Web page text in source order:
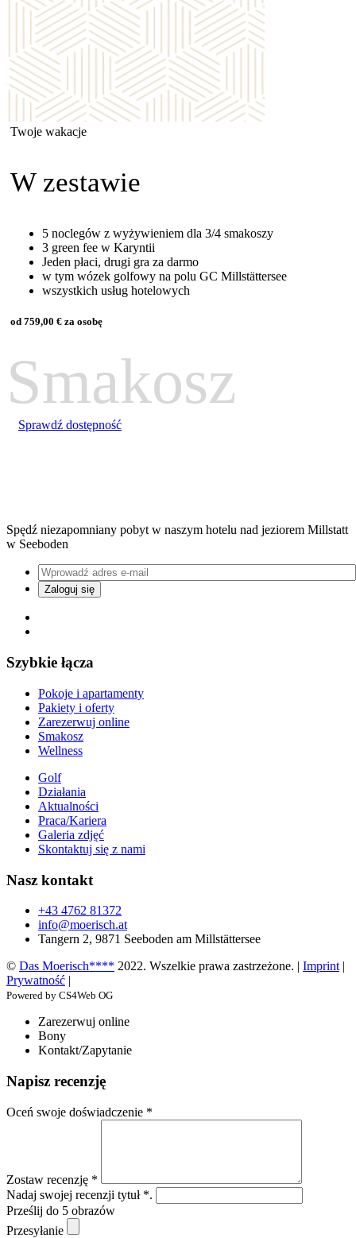
Twoje wakacje
W zestawie
5 noclegów z wyżywieniem dla 3/4 smakoszy
3 green fee w Karyntii
Jeden płaci, drugi gra za darmo
w tym wózek golfowy na polu GC Millstättersee
wszystkich usług hotelowych
od 759,00 € za osobę
Smakosz
Sprawdź dostępność
Spędź niezapomniany pobyt w naszym hotelu nad jeziorem Millstatt
w Seeboden
Szybkie łącza
Pokoje i apartamenty
Pakiety i oferty
Zarezerwuj online
Smakosz
Wellness
Golf
Działania
Aktualności
Praca/Kariera
Galeria zdjęć
Skontaktuj się z nami
Nasz kontakt
+43 4762 81372
info@moerisch.at
Tangern 2, 9871 Seeboden am Millstättersee
© Das Moerisch**** 2022. Wszelkie prawa zastrzeżone. | Imprint |
Prywatność |
Powered by CS4Web OG
Zarezerwuj online
Bony
Kontakt/Zapytanie
Napisz recenzję
Oceń swoje doświadczenie *
Zostaw recenzję *
Nadaj swojej recenzji tytuł *.
Prześlij do 5 obrazów
Przesyłanie